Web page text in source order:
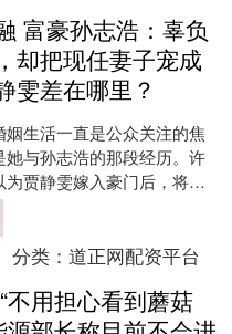
富豪孙志浩：辜负
却把现任妻子宠成
雯差在哪里？
姻生活一直是公众关注的焦
她与孙志浩的那段经历。许
为贾静雯嫁入豪门后，将过
生活，然而现实却给了她
击。孙志浩的....
分类： 道正网配资平台
不用担心看到蘑菇